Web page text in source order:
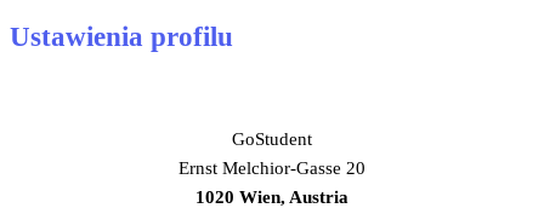
Ustawienia profilu
GoStudent
Ernst Melchior-Gasse 20
1020 Wien, Austria